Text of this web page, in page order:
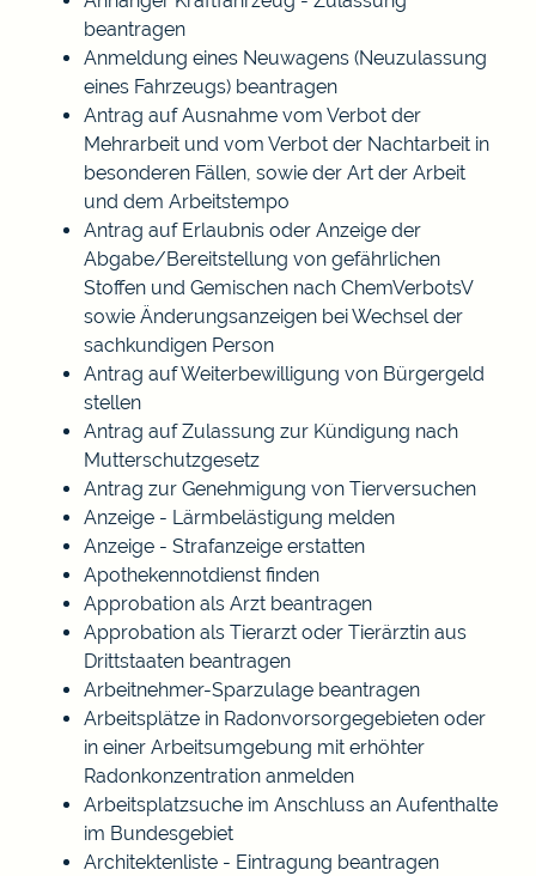
beantragen
Anmeldung eines Neuwagens (Neuzulassung
eines Fahrzeugs) beantragen
Antrag auf Ausnahme vom Verbot der
Mehrarbeit und vom Verbot der Nachtarbeit in
besonderen Fällen, sowie der Art der Arbeit
und dem Arbeitstempo
Antrag auf Erlaubnis oder Anzeige der
Abgabe/Bereitstellung von gefährlichen
Stoffen und Gemischen nach ChemVerbotsV
sowie Änderungsanzeigen bei Wechsel der
sachkundigen Person
Antrag auf Weiterbewilligung von Bürgergeld
stellen
Antrag auf Zulassung zur Kündigung nach
Mutterschutzgesetz
Antrag zur Genehmigung von Tierversuchen
Anzeige - Lärmbelästigung melden
Anzeige - Strafanzeige erstatten
Apothekennotdienst finden
Approbation als Arzt beantragen
Approbation als Tierarzt oder Tierärztin aus
Drittstaaten beantragen
Arbeitnehmer-Sparzulage beantragen
Arbeitsplätze in Radonvorsorgegebieten oder
in einer Arbeitsumgebung mit erhöhter
Radonkonzentration anmelden
Arbeitsplatzsuche im Anschluss an Aufenthalte
im Bundesgebiet
Architektenliste - Eintragung beantragen